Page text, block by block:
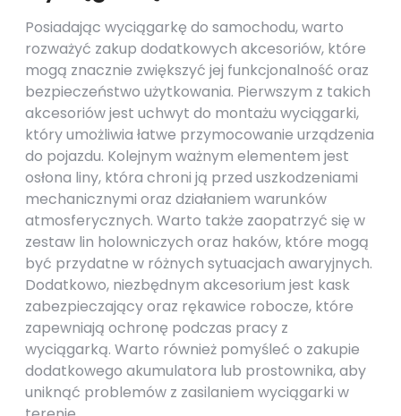
Posiadając wyciągarkę do samochodu, warto
rozważyć zakup dodatkowych akcesoriów, które
mogą znacznie zwiększyć jej funkcjonalność oraz
bezpieczeństwo użytkowania. Pierwszym z takich
akcesoriów jest uchwyt do montażu wyciągarki,
który umożliwia łatwe przymocowanie urządzenia
do pojazdu. Kolejnym ważnym elementem jest
osłona liny, która chroni ją przed uszkodzeniami
mechanicznymi oraz działaniem warunków
atmosferycznych. Warto także zaopatrzyć się w
zestaw lin holowniczych oraz haków, które mogą
być przydatne w różnych sytuacjach awaryjnych.
Dodatkowo, niezbędnym akcesorium jest kask
zabezpieczający oraz rękawice robocze, które
zapewniają ochronę podczas pracy z
wyciągarką. Warto również pomyśleć o zakupie
dodatkowego akumulatora lub prostownika, aby
uniknąć problemów z zasilaniem wyciągarki w